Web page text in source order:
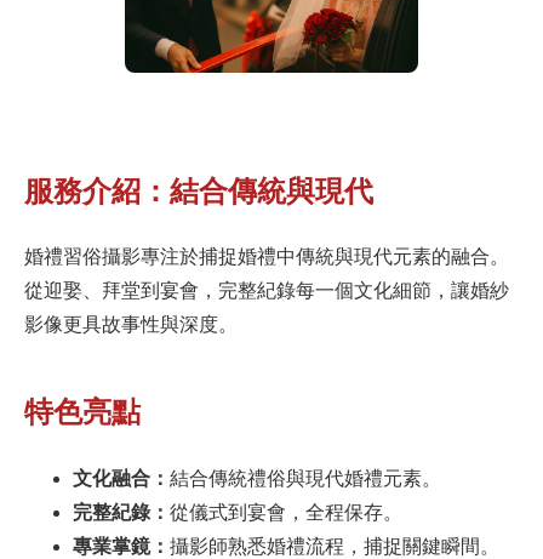
服務介紹：結合傳統與現代
婚禮習俗攝影專注於捕捉婚禮中傳統與現代元素的融合。
從迎娶、拜堂到宴會，完整紀錄每一個文化細節，讓婚紗
影像更具故事性與深度。
特色亮點
文化融合： 結合傳統禮俗與現代婚禮元素。
完整紀錄： 從儀式到宴會，全程保存。
專業掌鏡： 攝影師熟悉婚禮流程，捕捉關鍵瞬間。